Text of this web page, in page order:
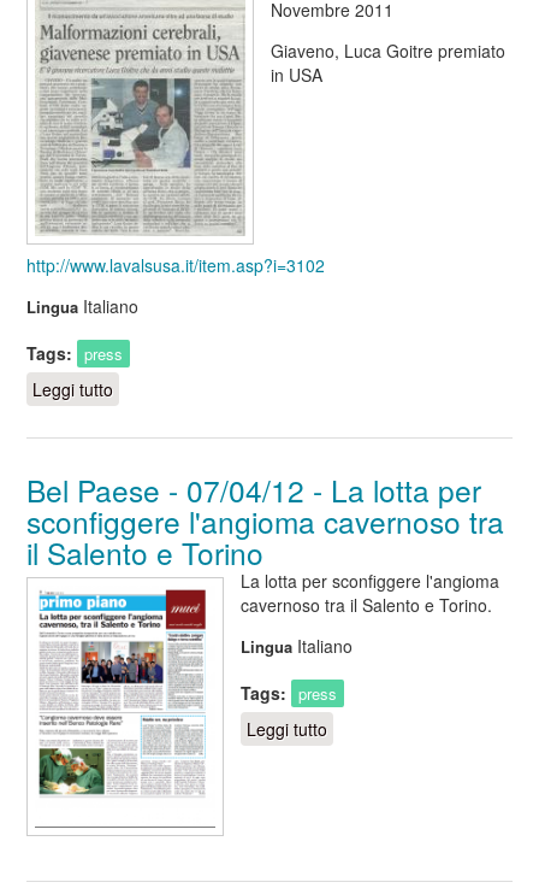
Novembre 2011
Giaveno, Luca Goitre premiato
in USA
http://www.lavalsusa.it/item.asp?i=3102
Lingua Italiano
Tags:
press
Leggi tutto
premiato in Usa
Bel Paese - 07/04/12 - La lotta per
sconfiggere l'angioma cavernoso tra
il Salento e Torino
La lotta per sconfiggere l'angioma
cavernoso tra il Salento e Torino.
Lingua Italiano
Tags:
press
Leggi tutto
La lotta per sconfiggere